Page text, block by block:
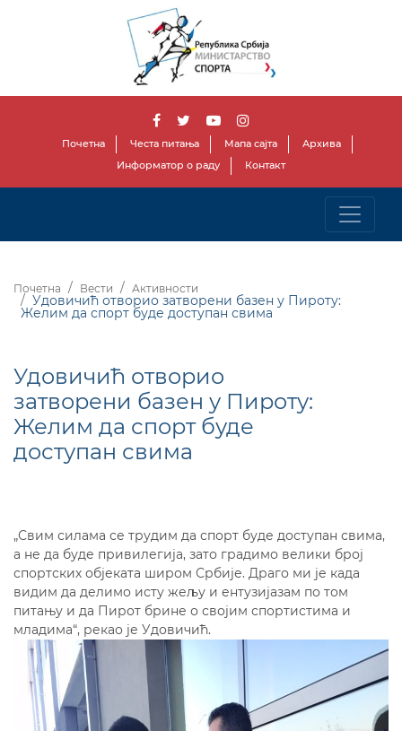
Почетна Честа питања Мапа сајта
Архива
Информатор о раду
Контакт
Почетна Вести Активности
Удовичић отворио затворени базен у Пироту:
Желим да спорт буде доступан свима
Удовичић отворио
затворени базен у Пироту:
Желим да спорт буде
доступан свима
„Свим силама се трудим да спорт буде доступан свима,
а не да буде привилегија, зато градимо велики број
спортских објеката широм Србије. Драго ми је када
видим да делимо исту жељу и ентузијазам по том
питању и да Пирот брине о својим спортистима и
младима“, рекао је Удовичић.